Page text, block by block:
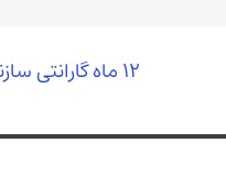
12 ماه گارانتی سازنده